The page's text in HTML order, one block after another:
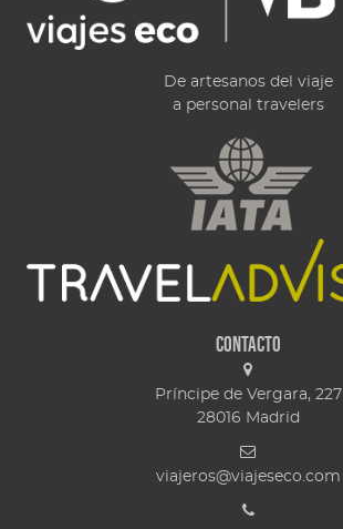
De artesanos del viaje
a personal travelers
Contacto
Príncipe de Vergara, 227
28016 Madrid
viajeros@viajeseco.com